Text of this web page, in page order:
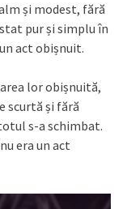
și modest, fără
pur și simplu în
act obișnuit.
lor obișnuită,
scurtă și fără
s-a schimbat.
era un act